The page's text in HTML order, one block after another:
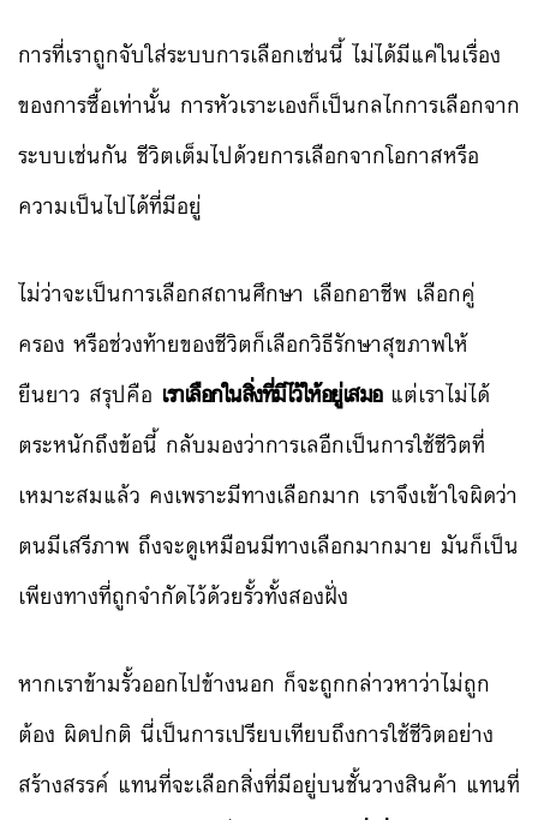
การที่เราถูกจับใส่ระบบการเลือกเช่นนี้ ไม่ได้มีแค่ในเรื่อง
ของการซื้อเท่านั้น การหัวเราะเองก็เป็นกลไกการเลือกจาก
ระบบเช่นกัน ชีวิตเต็มไปด้วยการเลือกจากโอกาสหรือ
ความเป็นไปได้ที่มีอยู่
ไม่ว่าจะเป็นการเลือกสถานศึกษา เลือกอาชีพ เลือกคู่
ครอง หรือช่วงท้ายของชีวิตก็เลือกวิธีรักษาสุขภาพให้
ยืนยาว สรุปคือ เราเลือกในสิ่งที่มีไว้ให้อยู่เสมอแต่เราไม่ได้
ตระหนักถึงข้อนี้ กลับมองว่าการเลอืกเป็นการใช้ชีวิตที่
เหมาะสมแล้ว คงเพราะมีทางเลือกมาก เราจึงเข้าใจผิดว่า
ตนมีเสรีภาพ ถึงจะดูเหมือนมีทางเลือกมากมาย มันก็เป็น
เพียงทางที่ถูกจำกัดไว้ด้วยรั้วทั้งสองฝั่ง
หากเราข้ามรั้วออกไปข้างนอก ก็จะถูกกล่าวหาว่าไม่ถูก
ต้อง ผิดปกติ นี่เป็นการเปรียบเทียบถึงการใช้ชีวิตอย่าง
สร้างสรรค์ แทนที่จะเลือกสิ่งที่มีอยู่บนชั้นวางสินค้า แทนที่